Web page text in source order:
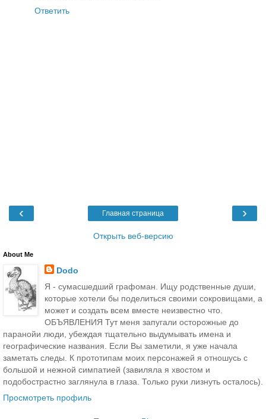
Ответить
‹ ›
Главная страница
Открыть веб-версию
About Me
Dodo
Я - сумасшедший графоман. Ищу родственные души,
которые хотели бы поделиться своими сокровищами, а
может и создать всем вместе неизвестно что.
ОБЪЯВЛЕНИЯ Тут меня запугали осторожные до
паранойи люди, убеждая тщательно выдумывать имена и
географические названия. Если Вы заметили, я уже начала
заметать следы. К прототипам моих персонажей я отношусь с
большой и нежной симпатией (завиляла я хвостом и
подобострастно заглянула в глаза. Только руки лизнуть осталось).
Просмотреть профиль